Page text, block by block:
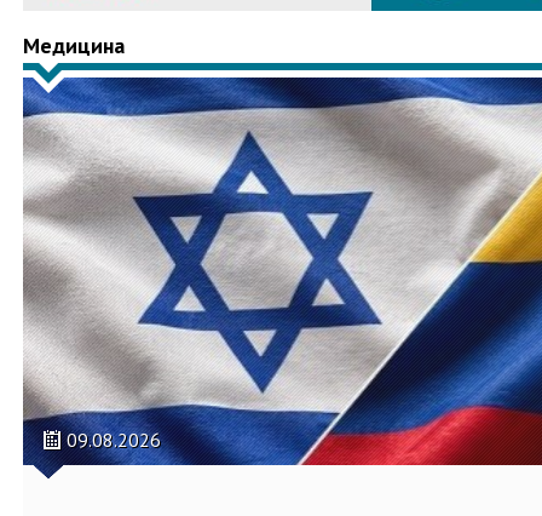
Медицина
09.08.2026